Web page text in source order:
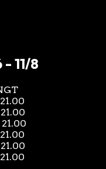
11/8